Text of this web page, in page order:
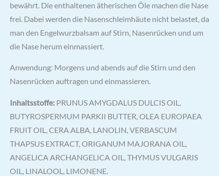
bewährt. Die enthaltenen ätherischen Öle machen die Nase
frei. Dabei werden die Nasenschleimhäute nicht belastet, da
man den Engelwurzbalsam auf Stirn, Nasenrücken und um
die Nase herum einmassiert.
Anwendung: Morgens und abends auf die Stirn und den
Nasenrücken auftragen und einmassieren.
Inhaltsstoffe: PRUNUS AMYGDALUS DULCIS OIL,
BUTYROSPERMUM PARKII BUTTER, OLEA EUROPAEA
FRUIT OIL, CERA ALBA, LANOLIN, VERBASCUM
THAPSUS EXTRACT, ORIGANUM MAJORANA OIL,
ANGELICA ARCHANGELICA OIL, THYMUS VULGARIS
OIL, LINALOOL, LIMONENE.